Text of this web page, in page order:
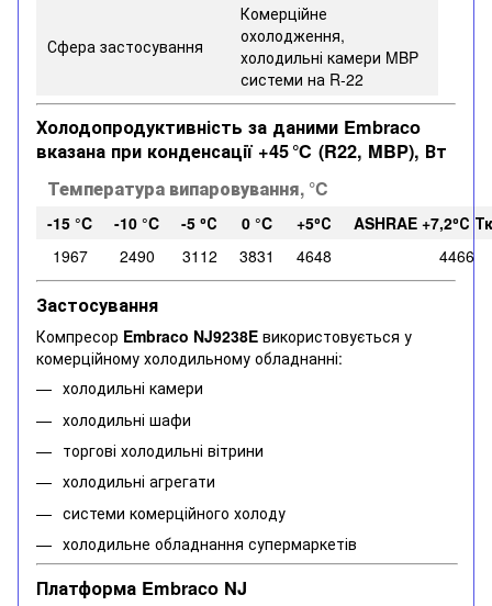
Сфера застосування
Комерційне
охолодження,
холодильні камери MBP
системи на R‑22
Холодопродуктивність за даними Embraco
вказана при конденсації +45 ℃ (R22, MBP), Вт
Температура випаровування, °C
-15 °C -10 °C -5 ⁰С 0 °C +5⁰С
ASHRAE +7,2⁰С
1967
2490 3112 3831 4648 4466
Застосування
Компресор Embraco NJ9238E використовується у
комерційному холодильному обладнанні:
холодильні камери
холодильні шафи
торгові холодильні вітрини
холодильні агрегати
системи комерційного холоду
холодильне обладнання супермаркетів
Платформа Embraco NJ